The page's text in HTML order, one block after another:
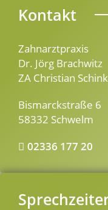
Kontakt
Zahnarztpraxis
Dr. Jörg Brachwitz
ZA Christian
Bismarckstraße 6
58332 Schwelm
02336 177 20